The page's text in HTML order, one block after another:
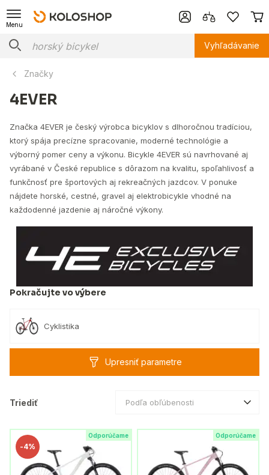
Menu
Vyhľadávanie
Značky
4EVER
Značka 4EVER je český výrobca bicyklov s dlhoročnou tradíciou,
ktorý spája precízne spracovanie, moderné technológie a
výborný pomer ceny a výkonu. Bicykle 4EVER sú navrhované aj
vyrábané v České republice s dôrazom na kvalitu, spoľahlivosť a
funkčnosť pre športových aj rekreačných jazdcov. V ponuke
nájdete horské, cestné, gravel aj elektrobicykle vhodné na
každodenné jazdenie aj náročné výkony.
Pokračujte vo výbere
Cyklistika
Upresniť parametre
Triediť Podľa obľúbenosti
Odporúčame
-4%
Odporúčame